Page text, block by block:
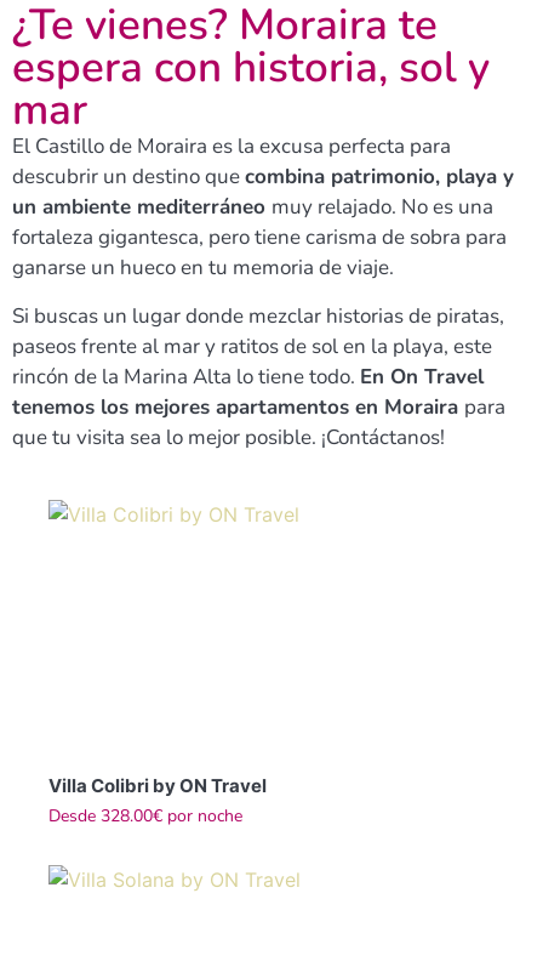
¿Te vienes? Moraira te
espera con historia, sol y
mar
El Castillo de Moraira es la excusa perfecta para
descubrir un destino quecombina patrimonio, playa y
un ambiente mediterráneo muy relajado. No es una
fortaleza gigantesca, pero tiene carisma de sobra para
ganarse un hueco en tu memoria de viaje.
Si buscas un lugar donde mezclar historias de piratas,
paseos frente al mar y ratitos de sol en la playa, este
rincón de la Marina Alta lo tiene todo. En On Travel
tenemos los mejores apartamentos en Moraira para
que tu visita sea lo mejor posible. ¡Contáctanos!
Villa Colibri by ON Travel
Desde 328.00€ por noche